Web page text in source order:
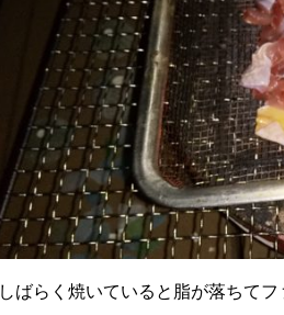
しばらく焼いていると脂が落ちてフ